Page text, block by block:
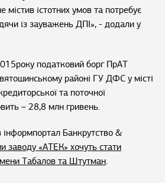
містив істотних умов та потребує
із зауважень ДПІ», - додали у
податковий борг ПрАТ
районі ГУ ДФС у місті
та поточної
– 28,8 млн гривень.
Банкрутство &
заводу «АТЕК» хочуть стати
Табалов та Штутман.